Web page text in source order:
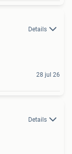
Details
28 jul 26
Details